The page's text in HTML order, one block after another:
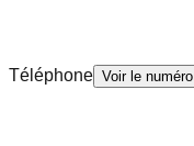
Téléphone Voir le numéro